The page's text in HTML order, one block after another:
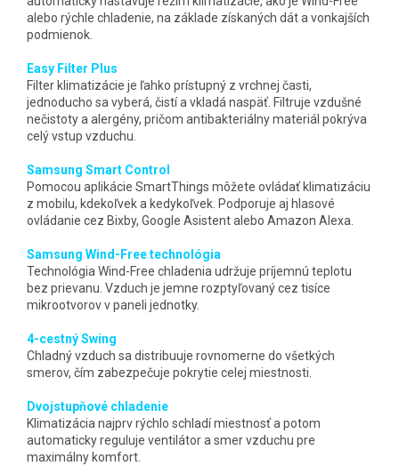
alebo rýchle chladenie, na základe získaných dát a vonkajších
podmienok.
Easy Filter Plus
Filter klimatizácie je ľahko prístupný z vrchnej časti,
jednoducho sa vyberá, čistí a vkladá naspäť. Filtruje vzdušné
nečistoty a alergény, pričom antibakteriálny materiál pokrýva
celý vstup vzduchu.
Samsung Smart Control
Pomocou aplikácie SmartThings môžete ovládať klimatizáciu
z mobilu, kdekoľvek a kedykoľvek. Podporuje aj hlasové
ovládanie cez Bixby, Google Asistent alebo Amazon Alexa.
Samsung Wind-Free technológia
Technológia Wind-Free chladenia udržuje príjemnú teplotu
bez prievanu. Vzduch je jemne rozptyľovaný cez tisíce
mikrootvorov v paneli jednotky.
4-cestný Swing
Chladný vzduch sa distribuuje rovnomerne do všetkých
smerov, čím zabezpečuje pokrytie celej miestnosti.
Dvojstupňové chladenie
Klimatizácia najprv rýchlo schladí miestnosť a potom
automaticky reguluje ventilátor a smer vzduchu pre
maximálny komfort.